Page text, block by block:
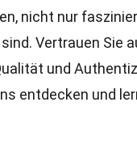
nicht nur
Vertrauen Sie
und
entdecken und